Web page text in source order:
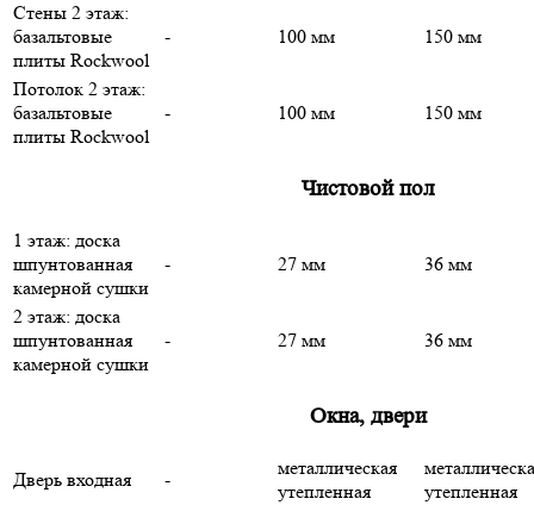
Стены 2 этаж:
базальтовые
плиты Rockwool
- 100 мм 150 мм
Потолок 2 этаж:
базальтовые
плиты Rockwool
- 100 мм 150 мм
Чистовой пол
1 этаж: доска
шпунтованная
камерной сушки
- 27 мм 36 мм
2 этаж: доска
шпунтованная
камерной сушки
- 27 мм 36 мм
Окна, двери
Дверь входная -
металлическая
утепленная
утепленная